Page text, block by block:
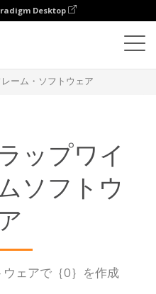
Desktop
ーム・ソフトウェア
ップワイ
ソフトウ
ェアで｛0｝を作成